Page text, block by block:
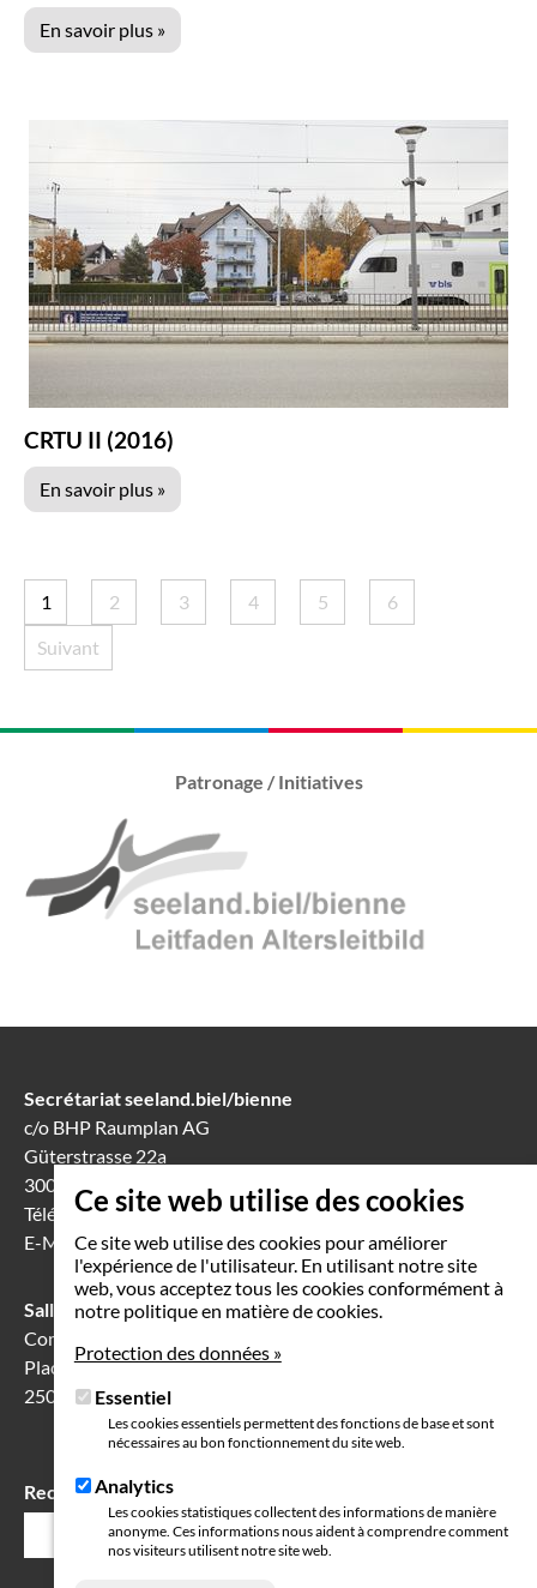
Ce site web utilise des cookies
Ce site web utilise des cookies pour améliorer
l'expérience de l'utilisateur. En utilisant notre site
web, vous acceptez tous les cookies conformément à
notre politique en matière de cookies.
Protection des données »
Essentiel
Les cookies essentiels permettent des fonctions de base et sont
nécessaires au bon fonctionnement du site web.
Analytics
Les cookies statistiques collectent des informations de manière
anonyme. Ces informations nous aident à comprendre comment
nos visiteurs utilisent notre site web.
En savoir plus »
CRTU II (2016)
En savoir plus »
1 2 3 4 5
6
Suivant
Patronage / Initiatives
Secrétariat seeland.biel/bienne
c/o BHP Raumplan AG
Güterstrasse 22a
3008 Berne
Téléphone 031 388 60 60
E-Mail
info(at)seeland-biel-bienne.ch
Salle de séance à Bienne
Communication Center
Place Robert-Walser 7
2503 Bienne
Champ
Rechercher